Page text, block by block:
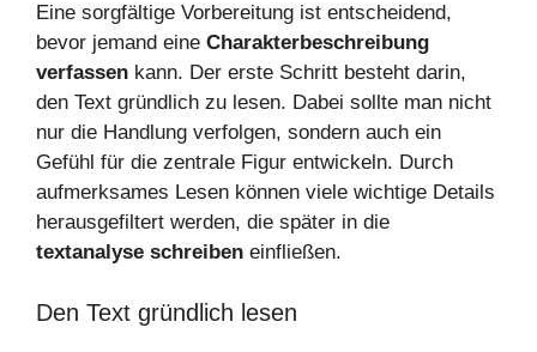
Eine sorgfältige Vorbereitung ist entscheidend,
bevor jemand eine Charakterbeschreibung
verfassen kann. Der erste Schritt besteht darin,
den Text gründlich zu lesen. Dabei sollte man nicht
nur die Handlung verfolgen, sondern auch ein
Gefühl für die zentrale Figur entwickeln. Durch
aufmerksames Lesen können viele wichtige Details
herausgefiltert werden, die später in die
textanalyse schreiben einfließen.
Den Text gründlich lesen